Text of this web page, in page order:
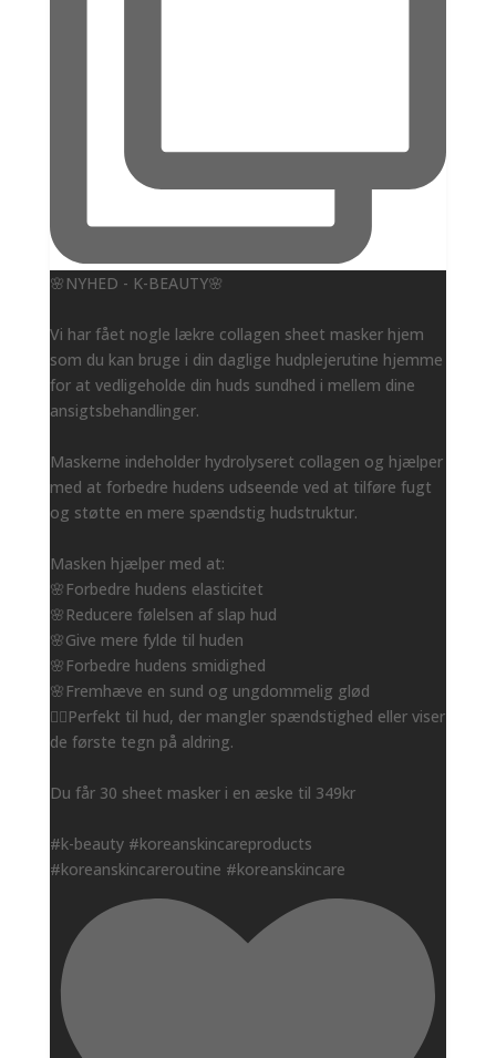
🌸NYHED - K-BEAUTY🌸
Vi har fået nogle lækre collagen sheet masker hjem
som du kan bruge i din daglige hudplejerutine hjemme
for at vedligeholde din huds sundhed i mellem dine
ansigtsbehandlinger.
Maskerne indeholder hydrolyseret collagen og hjælper
med at forbedre hudens udseende ved at tilføre fugt
og støtte en mere spændstig hudstruktur.
Masken hjælper med at:
🌸Forbedre hudens elasticitet
🌸Reducere følelsen af slap hud
🌸Give mere fylde til huden
🌸Forbedre hudens smidighed
🌸Fremhæve en sund og ungdommelig glød
👌🏻Perfekt til hud, der mangler spændstighed eller viser
de første tegn på aldring.
Du får 30 sheet masker i en æske til 349kr
#k-beauty #koreanskincareproducts
#koreanskincareroutine #koreanskincare